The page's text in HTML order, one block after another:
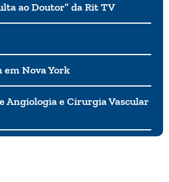
ao Doutor” da Rit TV
em Nova York
Angiologia e Cirurgia Vascular